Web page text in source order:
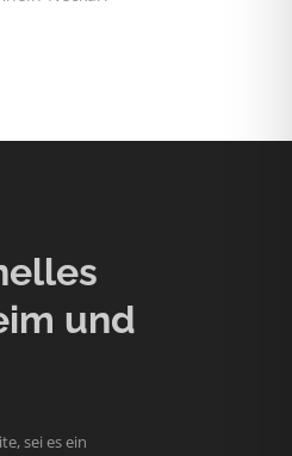
und
sei es ein